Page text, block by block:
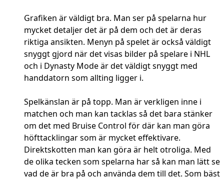
Grafiken är väldigt bra. Man ser på spelarna hur
mycket detaljer det är på dem och det är deras
riktiga ansikten. Menyn på spelet är också väldigt
snyggt gjord när det visas bilder på spelare i NHL
och i Dynasty Mode är det väldigt snyggt med
handdatorn som allting ligger i.
Spelkänslan är på topp. Man är verkligen inne i
matchen och man kan tacklas så det bara stänker
om det med Bruise Control för där kan man göra
höfttacklingar som är mycket effektivare.
Direktskotten man kan göra är helt otroliga. Med
de olika tecken som spelarna har så kan man lätt se
vad de är bra på och använda dem till det. Som bäst